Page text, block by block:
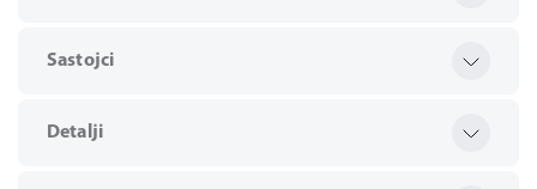
Sastojci
Detalji